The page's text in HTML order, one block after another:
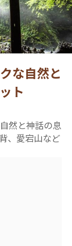
な自然と
ト
然と神話の息
、愛宕山など